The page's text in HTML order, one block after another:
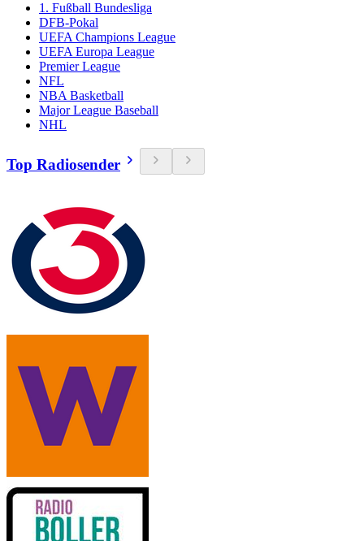
1. Fußball Bundesliga
DFB-Pokal
UEFA Champions League
UEFA Europa League
Premier League
NFL
NBA Basketball
Major League Baseball
NHL
Top Radiosender